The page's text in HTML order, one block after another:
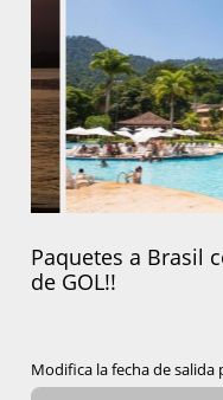
Paquetes a Brasil
de GOL!!
Modifica la fecha de